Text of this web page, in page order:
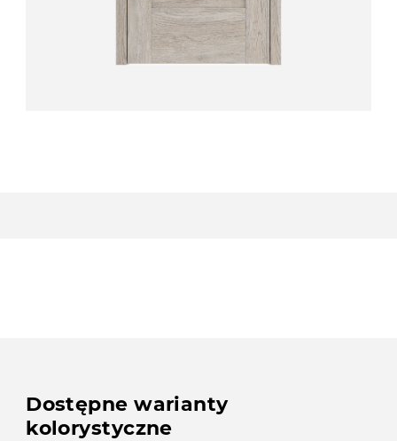
Dostępne warianty
kolorystyczne